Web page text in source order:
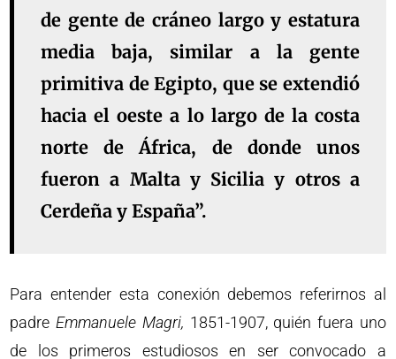
de gente de cráneo largo y estatura
media baja, similar a la gente
primitiva de Egipto, que se extendió
hacia el oeste a lo largo de la costa
norte de África, de donde unos
fueron a Malta y Sicilia y otros a
Cerdeña y España”.
Para entender esta conexión debemos referirnos al
padre Emmanuele Magri, 1851-1907, quién fuera uno
de los primeros estudiosos en ser convocado a